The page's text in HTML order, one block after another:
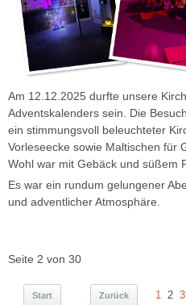
Am 12.12.2025 durfte unsere
Adventskalenders sein. Die
ein stimmungsvoll beleuchteter
Vorleseecke sowie Maltischen für
Wohl war mit Gebäck und süßem
Es war ein rundum gelungener
und adventlicher Atmosphäre.
Seite 2 von 30
Start Zurück 1 2 3